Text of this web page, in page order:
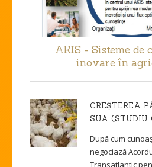
AKIS - Sisteme de
inovare în
CREȘTEREA
SUA (STUDIU
După cum
nego­ciază
Transatlantic